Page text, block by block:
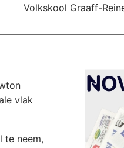
Volkskool Graaff-
vlak
te neem,